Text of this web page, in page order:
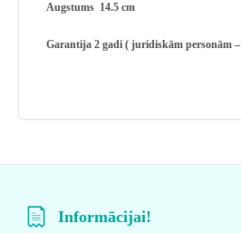
Augstums 14.5 cm
Garantija 2 gadi ( juridiskām personām –
Informācijai!